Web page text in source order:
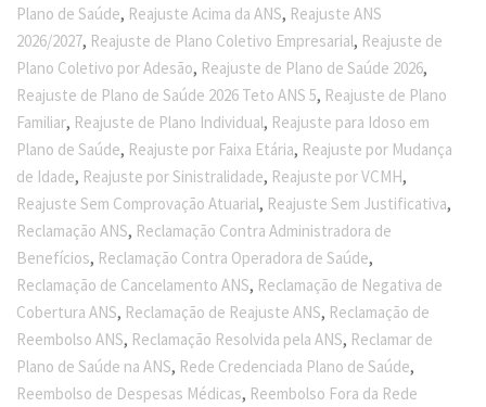
Plano de Saúde, Reajuste Acima da ANS, Reajuste ANS
2026/2027, Reajuste de Plano Coletivo Empresarial, Reajuste de
Plano Coletivo por Adesão, Reajuste de Plano de Saúde 2026,
Reajuste de Plano de Saúde 2026 Teto ANS 5, Reajuste de Plano
Familiar, Reajuste de Plano Individual, Reajuste para Idoso em
Plano de Saúde, Reajuste por Faixa Etária, Reajuste por Mudança
de Idade, Reajuste por Sinistralidade, Reajuste por VCMH,
Reajuste Sem Comprovação Atuarial, Reajuste Sem Justificativa,
Reclamação ANS, Reclamação Contra Administradora de
Benefícios, Reclamação Contra Operadora de Saúde,
Reclamação de Cancelamento ANS, Reclamação de Negativa de
Cobertura ANS, Reclamação de Reajuste ANS, Reclamação de
Reembolso ANS, Reclamação Resolvida pela ANS, Reclamar de
Plano de Saúde na ANS, Rede Credenciada Plano de Saúde,
Reembolso de Despesas Médicas, Reembolso Fora da Rede